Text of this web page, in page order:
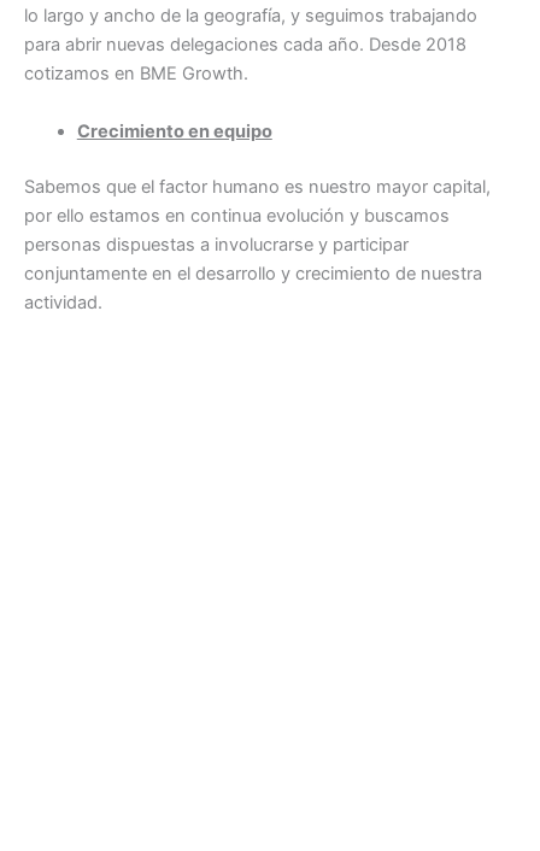
lo largo y ancho de la geografía, y seguimos trabajando
para abrir nuevas delegaciones cada año. Desde 2018
cotizamos en BME Growth.
Crecimiento en equipo
Sabemos que el factor humano es nuestro mayor capital,
por ello estamos en continua evolución y buscamos
personas dispuestas a involucrarse y participar
conjuntamente en el desarrollo y crecimiento de nuestra
actividad.